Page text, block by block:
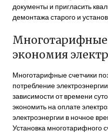
документы и пригласить
демонтажа старого и
Многотарифные
экономия
Многотарифные счетчики
потребление
зависимости от времени
экономить на оплате
электроэнергии в ночное
Установка многотарифного